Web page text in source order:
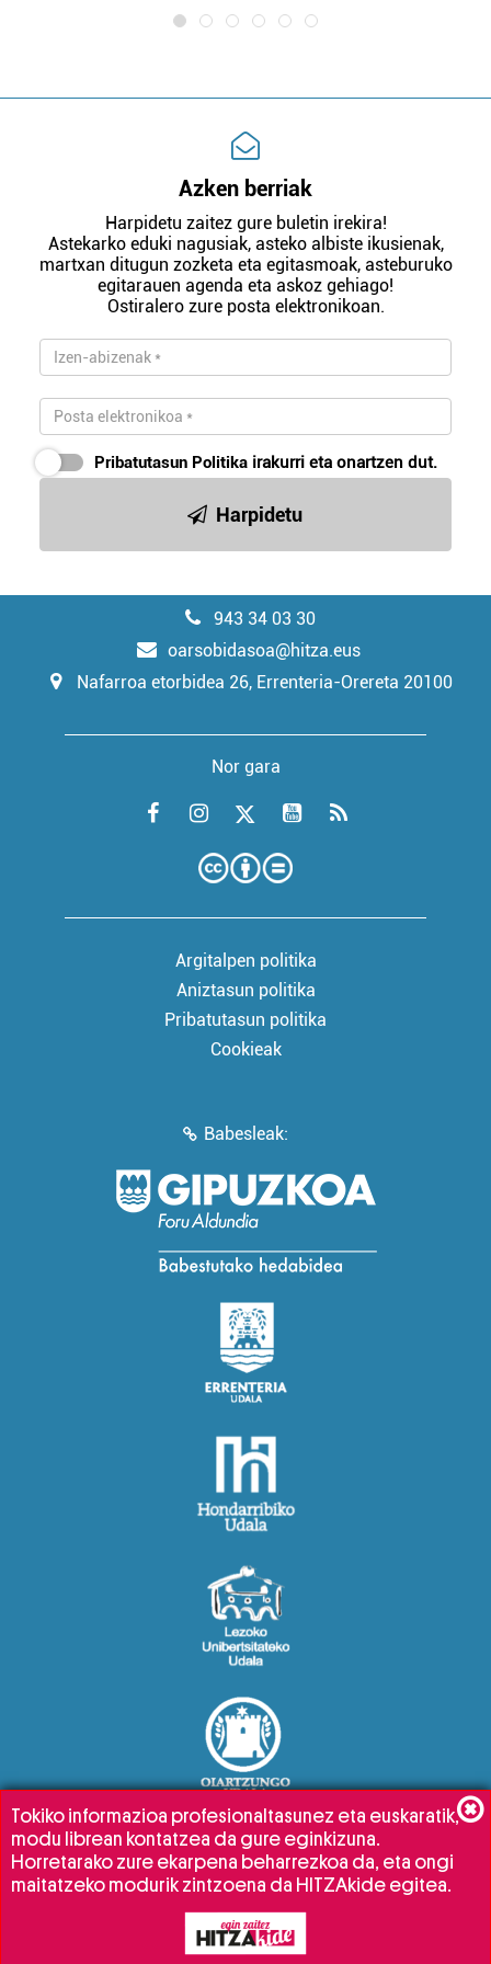
Azken berriak
Harpidetu zaitez gure buletin irekira!
Astekarko eduki nagusiak, asteko albiste ikusienak,
martxan ditugun zozketa eta egitasmoak, asteburuko
egitarauen agenda eta askoz gehiago!
Ostiralero zure posta elektronikoan.
Pribatutasun Politika irakurri eta onartzen dut.
Harpidetu
943 34 03 30
oarsobidasoa@hitza.eus
Nafarroa etorbidea 26, Errenteria-Orereta 20100
Nor gara
Argitalpen politika
Aniztasun politika
Pribatutasun politika
Cookieak
Babesleak:
Tokiko informazioa profesionaltasunez eta euskaratik,
modu librean kontatzea da gure eginkizuna.
Horretarako zure ekarpena beharrezkoa da, eta ongi
maitatzeko modurik zintzoena da HITZAkide egitea.